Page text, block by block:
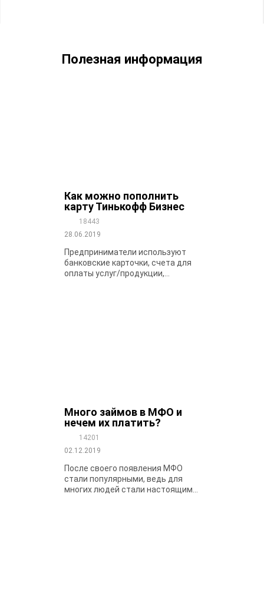
Полезная информация
Как можно пополнить
карту Тинькофф Бизнес
18443
28.06.2019
Предприниматели используют
банковские карточки, счета для
оплаты услуг/продукции,...
Много займов в МФО и
нечем их платить?
14201
02.12.2019
После своего появления МФО
стали популярными, ведь для
многих людей стали настоящим...